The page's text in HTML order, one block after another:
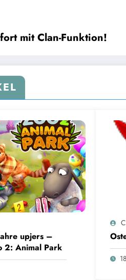
mit Clan-Funktion!
upjers –
2: Animal Park